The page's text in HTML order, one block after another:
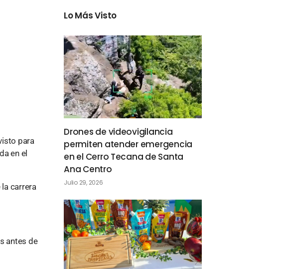
para
en el
carrera
antes de
Lo Más Visto
Drones de videovigilancia
permiten atender emergencia
en el Cerro Tecana de Santa
Ana Centro
Julio 29, 2026